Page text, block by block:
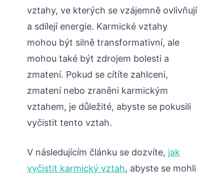
vztahy, ve kterých se vzájemně ovlivňují
a sdílejí energie. Karmické vztahy
mohou být silně transformativní, ale
mohou také být zdrojem bolesti a
zmatení. Pokud se cítíte zahlceni,
zmatení nebo zraněni karmickým
vztahem, je důležité, abyste se pokusili
vyčistit tento vztah.
V následujícím článku se dozvíte, jak
vyčistit karmický vztah, abyste se mohli